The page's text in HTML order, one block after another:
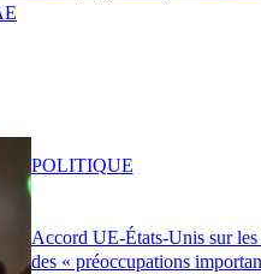
Accord UE-États-Unis sur les
des « préoccupations
POLITIQUE